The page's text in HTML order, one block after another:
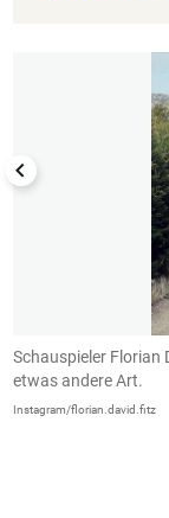
Schauspieler Florian
etwas andere Art.
Instagram/florian.david.fitz